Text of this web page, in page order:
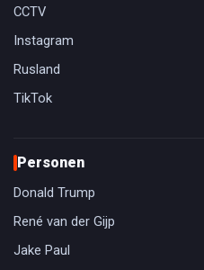
CCTV
Instagram
Rusland
TikTok
Personen
Donald Trump
René van der Gijp
Jake Paul